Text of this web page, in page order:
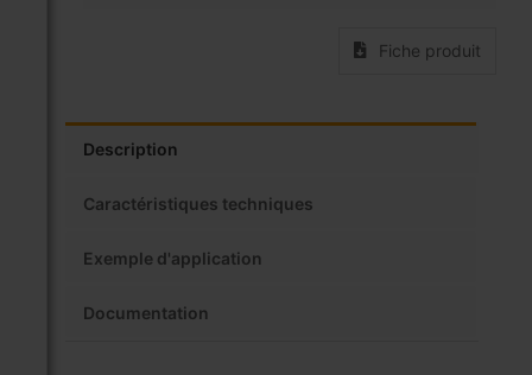
Fiche produit
Description
Caractéristiques techniques
Exemple d'application
Documentation